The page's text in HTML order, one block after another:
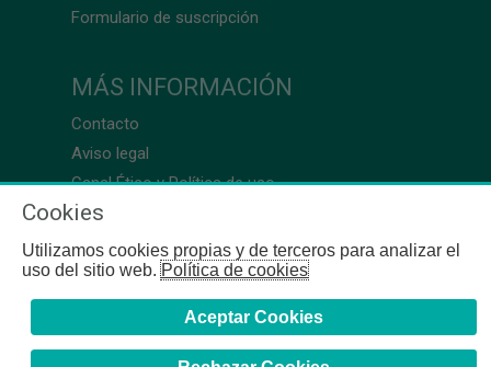
Formulario de suscripción
MÁS INFORMACIÓN
Contacto
Aviso legal
Canal Ético y Política de uso
Cookies
Utilizamos cookies propias y de terceros para analizar el
uso del sitio web.Política de cookies
Aceptar Cookies